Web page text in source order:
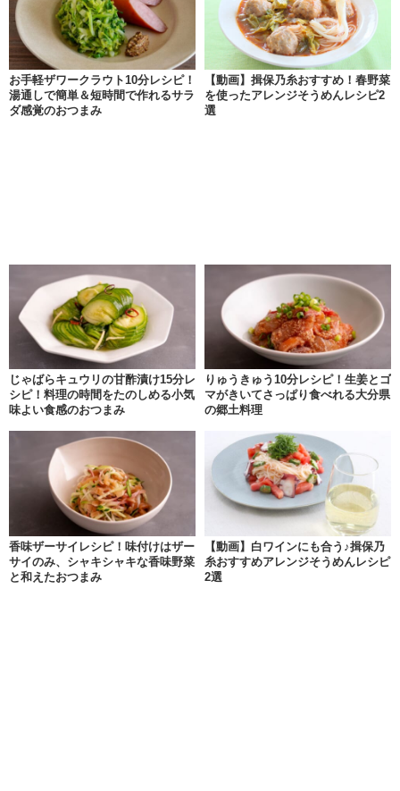
お手軽ザワークラウト10分レシピ！
湯通しで簡単＆短時間で作れるサラ
ダ感覚のおつまみ
【動画】揖保乃糸おすすめ！春野菜
を使ったアレンジそうめんレシピ2
選
じゃばらキュウリの甘酢漬け15分レ
シピ！料理の時間をたのしめる小気
味よい食感のおつまみ
りゅうきゅう10分レシピ！生姜とゴ
マがきいてさっぱり食べれる大分県
の郷土料理
香味ザーサイレシピ！味付けはザー
サイのみ、シャキシャキな香味野菜
と和えたおつまみ
【動画】白ワインにも合う♪揖保乃
糸おすすめアレンジそうめんレシピ
2選